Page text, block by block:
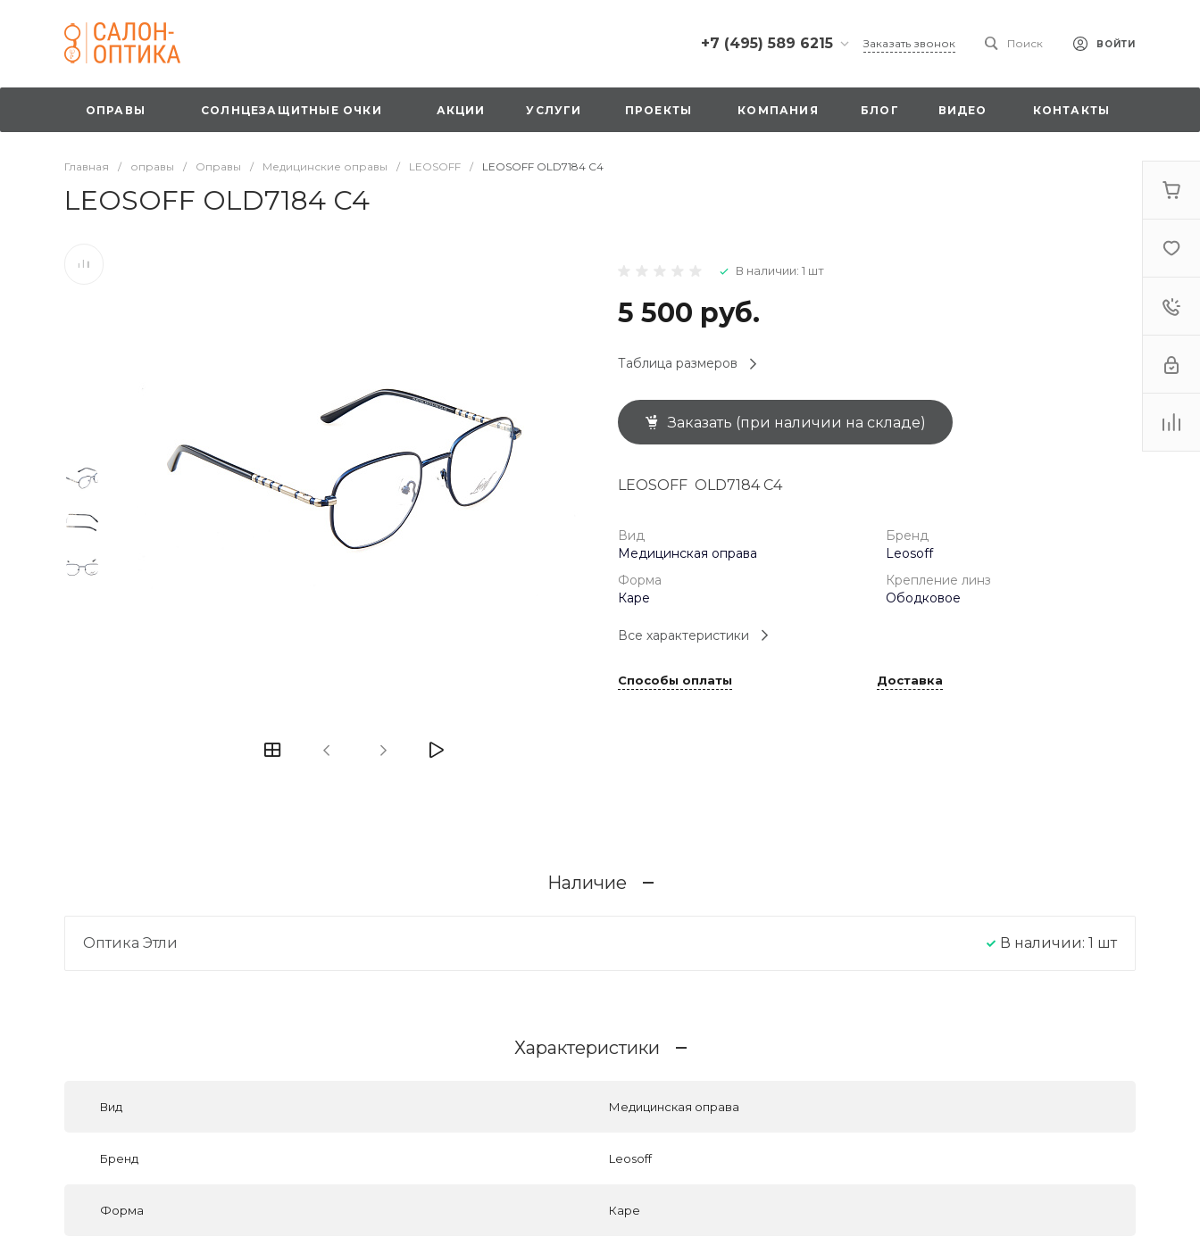
+7 (495) 589 6215
+7 (495) 589 6215
г. Москва, Русаковская
ул., д.1, вход с улицы со
стороны ТТК
г. Москва,
оранжевая вывеска
напротив «Перекрестка»
на 1 этаже
1 мая: 10:00-19:00
+7 (926) 092 4274
г. Королёв, пр-т
(0-9)
1 мая: 10:00-19:00
9 мая: 10:00-19:00
Заказать звонок Поиск ВОЙТИ
ОПРАВЫ СОЛНЦЕЗАЩИТНЫЕ ОЧКИ АКЦИИ УСЛУГИ ПРОЕКТЫ КОМПАНИЯ БЛОГ ВИДЕО КОНТАКТЫ
Главная / оправы / Оправы / Медицинские оправы / LEOSOFF / LEOSOFF OLD7184 C4
LEOSOFF OLD7184 C4
В наличии: 1 шт
5 500 руб.
Таблица размеров
Заказать (при наличии на складе)
LEOSOFF OLD7184 C4
Вид
Медицинская оправа
Бренд
Leosoff
Форма
Каре
Крепление линз
Ободковое
Все характеристики
Способы оплаты Доставка
Наличие
Оптика Этли В наличии: 1 шт
Характеристики
Вид Медицинская оправа
Бренд Leosoff
Форма Каре